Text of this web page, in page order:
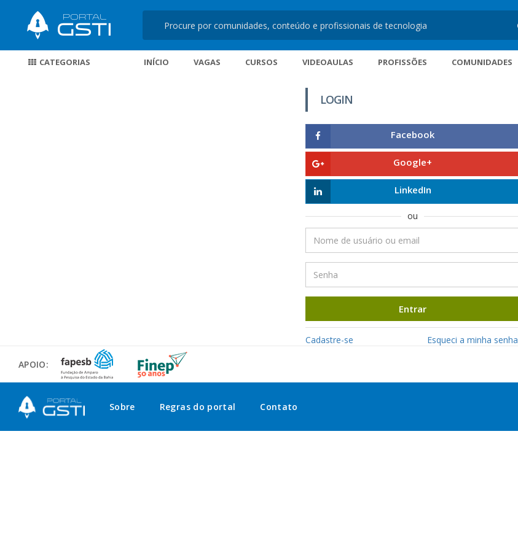
CATEGORIAS INÍCIO VAGAS CURSOS VIDEOAULAS PROFISSÕES COMUNIDADES
LOGIN
Facebook
Google+
LinkedIn
ou
Entrar
Cadastre-se Esqueci a minha senha
APOIO:
Sobre Regras do portal Contato